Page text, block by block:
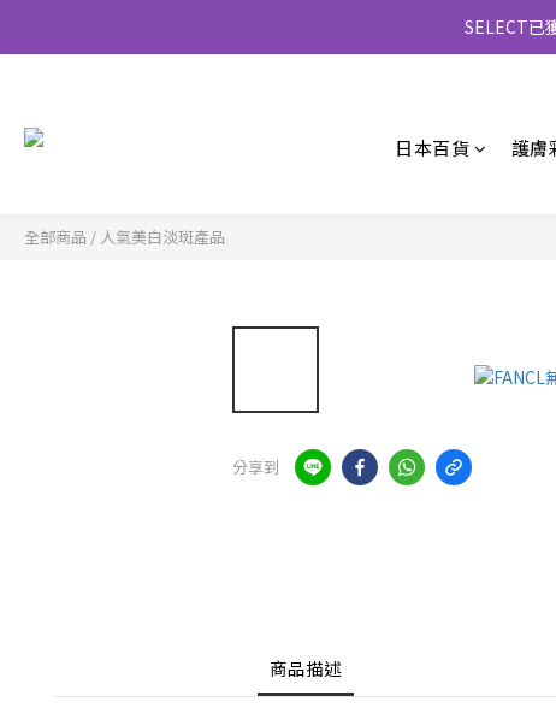
SELECT已
日本百貨 護膚
全部商品 / 人氣美白淡斑產品
分享到
商品描述